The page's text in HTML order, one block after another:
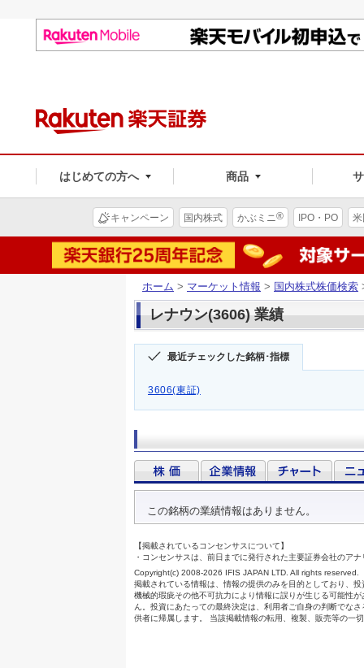
はじめての方へ 商品
キャンペーン 国内株式 かぶミニ® IPO・PO
ホーム > マーケット情報 > 国内株式株価検索
レナウン(3606) 業績
最近チェックした銘柄･指標
3606(東証)